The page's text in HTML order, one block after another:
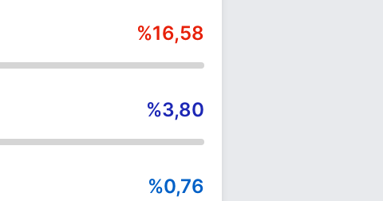
%16,58
%3,80
%0,76